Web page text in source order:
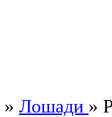
» Лошади »